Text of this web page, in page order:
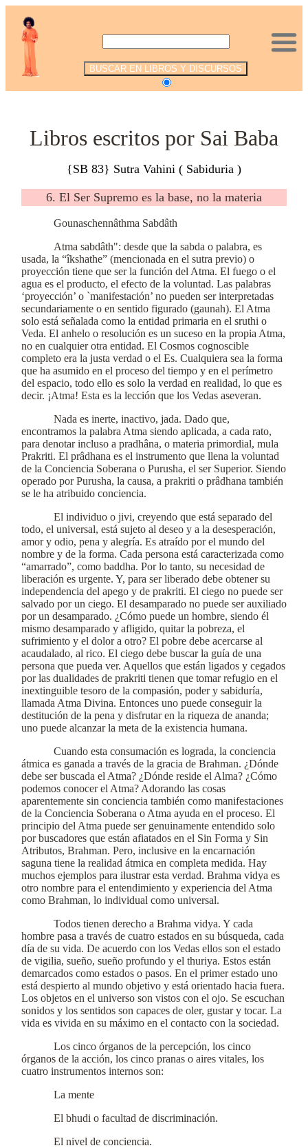
Libros escritos por Sai Baba
{SB 83} Sutra Vahini ( Sabiduria )
6. El Ser Supremo es la base, no la materia
Gounaschennâthma Sabdâth
Atma sabdâth": desde que la sabda o palabra, es
usada, la “îkshathe” (mencionada en el sutra previo) o
proyección tiene que ser la función del Atma. El fuego o el
agua es el producto, el efecto de la voluntad. Las palabras
‘proyección’ o `manifestación’ no pueden ser interpretadas
secundariamente o en sentido figurado (gaunah). El Atma
solo está señalada como la entidad primaria en el sruthi o
Veda. El anhelo o resolución es un suceso en la propia Atma,
no en cualquier otra entidad. El Cosmos cognoscible
completo era la justa verdad o el Es. Cualquiera sea la forma
que ha asumido en el proceso del tiempo y en el perímetro
del espacio, todo ello es solo la verdad en realidad, lo que es
decir. ¡Atma! Esta es la lección que los Vedas aseveran.
Nada es inerte, inactivo, jada. Dado que,
encontramos la palabra Atma siendo aplicada, a cada rato,
para denotar incluso a pradhâna, o materia primordial, mula
Prakriti. El prâdhana es el instrumento que llena la voluntad
de la Conciencia Soberana o Purusha, el ser Superior. Siendo
operado por Purusha, la causa, a prakriti o prâdhana también
se le ha atribuido conciencia.
El individuo o jivi, creyendo que está separado del
todo, el universal, está sujeto al deseo y a la desesperación,
amor y odio, pena y alegría. Es atraído por el mundo del
nombre y de la forma. Cada persona está caracterizada como
“amarrado”, como baddha. Por lo tanto, su necesidad de
liberación es urgente. Y, para ser liberado debe obtener su
independencia del apego y de prakriti. El ciego no puede ser
salvado por un ciego. El desamparado no puede ser auxiliado
por un desamparado. ¿Cómo puede un hombre, siendo él
mismo desamparado y afligido, quitar la pobreza, el
sufrimiento y el dolor a otro? El pobre debe acercarse al
acaudalado, al rico. El ciego debe buscar la guía de una
persona que pueda ver. Aquellos que están ligados y cegados
por las dualidades de prakriti tienen que tomar refugio en el
inextinguible tesoro de la compasión, poder y sabiduría,
llamada Atma Divina. Entonces uno puede conseguir la
destitución de la pena y disfrutar en la riqueza de ananda;
uno puede alcanzar la meta de la existencia humana.
Cuando esta consumación es lograda, la conciencia
átmica es ganada a través de la gracia de Brahman. ¿Dónde
debe ser buscada el Atma? ¿Dónde reside el Alma? ¿Cómo
podemos conocer el Atma? Adorando las cosas
aparentemente sin conciencia también como manifestaciones
de la Conciencia Soberana o Atma ayuda en el proceso. El
principio del Atma puede ser genuinamente entendido solo
por buscadores que están afiatados en el Sin Forma y Sin
Atributos, Brahman. Pero, inclusive en la encarnación
saguna tiene la realidad átmica en completa medida. Hay
muchos ejemplos para ilustrar esta verdad. Brahma vidya es
otro nombre para el entendimiento y experiencia del Atma
como Brahman, lo individual como universal.
Todos tienen derecho a Brahma vidya. Y cada
hombre pasa a través de cuatro estados en su búsqueda, cada
día de su vida. De acuerdo con los Vedas ellos son el estado
de vigilia, sueño, sueño profundo y el thuriya. Estos están
demarcados como estados o pasos. En el primer estado uno
está despierto al mundo objetivo y está orientado hacia fuera.
Los objetos en el universo son vistos con el ojo. Se escuchan
sonidos y los sentidos son capaces de oler, gustar y tocar. La
vida es vivida en su máximo en el contacto con la sociedad.
Los cinco órganos de la percepción, los cinco
órganos de la acción, los cinco pranas o aires vitales, los
cuatro instrumentos internos son:
La mente
El bhudi o facultad de discriminación.
El nivel de conciencia.